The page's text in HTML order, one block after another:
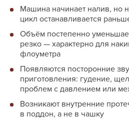
Машина начинает налив, но
цикл останавливается
Объём постепенно
резко — характерно для
флоуметра
Появляются посторонние
приготовления: гудение,
проблем с давлением или
Возникают внутренние
в поддон, а не в чашку